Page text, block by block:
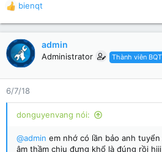
R
e
a
c
t
o
n
bienqt
admin
Administrator Thành viên BQT
6/7/18
donguyenvang nói:
@admin em nhớ có lần bảo anh
âm thầm chịu đựng khổ là đúng rồi hiii